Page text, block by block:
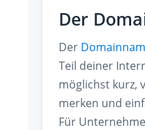
Der
Der
Teil deiner
möglichst kurz,
merken und
Für